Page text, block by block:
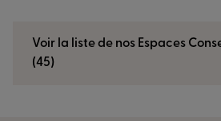
Voir la liste de nos Espaces
(45)